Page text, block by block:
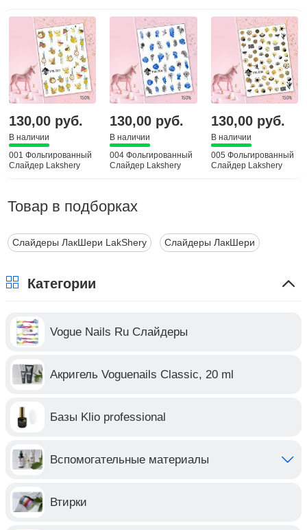
130,00 руб.
В наличии
001 Фольгированный
Слайдер Lakshery
130,00 руб.
В наличии
004 Фольгированный
Слайдер Lakshery
130,00 руб.
В наличии
005 Фольгированный
Слайдер Lakshery
Товар в подборках
Слайдеры ЛакШери LakShery Слайдеры ЛакШери
Категории
Vogue Nails Ru Слайдеры
Акригель Voguenails Classic, 20 ml
Базы Klio professional
Вспомогательные материалы
Втирки